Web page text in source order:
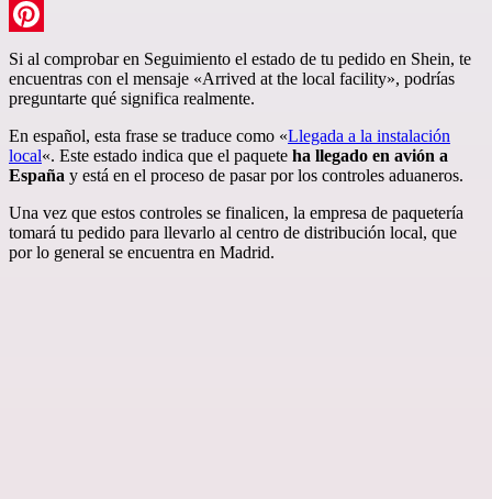
LinkedIn
Pinterest
Si al comprobar en Seguimiento el estado de tu pedido en Shein, te
encuentras con el mensaje «Arrived at the local facility», podrías
preguntarte qué significa realmente.
En español, esta frase se traduce como «Llegada a la instalación
local«. Este estado indica que el paquete ha llegado en avión a
España y está en el proceso de pasar por los controles aduaneros.
Una vez que estos controles se finalicen, la empresa de paquetería
tomará tu pedido para llevarlo al centro de distribución local, que
por lo general se encuentra en Madrid.